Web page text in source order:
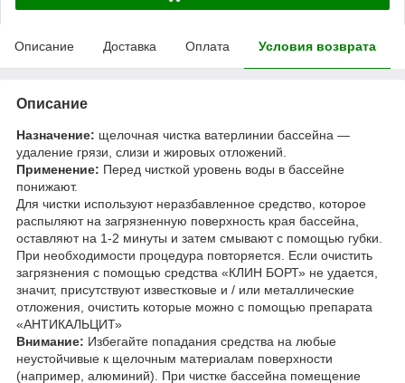
Описание Доставка Оплата Условия возврата
Описание
Назначение: щелочная чистка ватерлинии бассейна ―
удаление грязи, слизи и жировых отложений.
Применение: Перед чисткой уровень воды в бассейне
понижают.
Для чистки используют неразбавленное средство, которое
распыляют на загрязненную поверхность края бассейна,
оставляют на 1-2 минуты и затем смывают с помощью губки.
При необходимости процедура повторяется. Если очистить
загрязнения с помощью средства «КЛИН БОРТ» не удается,
значит, присутствуют известковые и / или металлические
отложения, очистить которые можно с помощью препарата
«АНТИКАЛЬЦИТ»
Внимание: Избегайте попадания средства на любые
неустойчивые к щелочным материалам поверхности
(например, алюминий). При чистке бассейна помещение